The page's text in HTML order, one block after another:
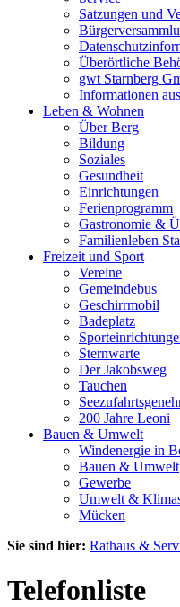
Satzungen und
Überörtliche
gwt Starnberg
Informationen
Leben & Wohnen
Über Berg
Bildung
Soziales
Gesundheit
Einrichtungen
Ferienprogramm
Gastronomie &
Familienleben
Freizeit und Sport
Vereine
Gemeindebus
Geschirrmobil
Badeplatz
Sternwarte
Der Jakobsweg
Tauchen
200 Jahre Leoni
Bauen & Umwelt
Windenergie in
Bauen & Umwelt
Gewerbe
Umwelt &
Mücken
Sie sind hier: Rathaus &
Telefonliste